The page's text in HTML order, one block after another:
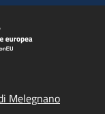
Melegnano